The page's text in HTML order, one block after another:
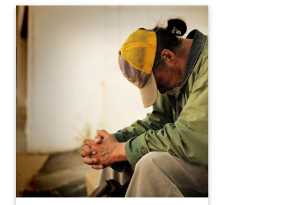
no Brasil a oferecer atendimento
médico e odontológico em
consultórios móveis, por meio de
ônibus sanitariamente......